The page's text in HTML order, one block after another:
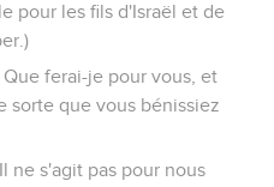
pour les fils d'Israël et de
ferai-je pour vous, et
sorte que vous bénissiez
ne s'agit pas pour nous